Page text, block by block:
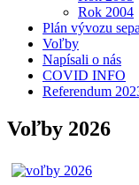
Rok 2004
Plán vývozu
Voľby
Napísali o nás
COVID INFO
Referendum
Voľby 2026